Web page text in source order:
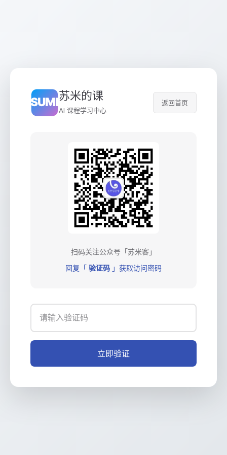
苏米的课
AI 课程学习中心
返回首页
扫码关注公众号「苏米客」
回复「 验证码 」获取访问密码
立即验证